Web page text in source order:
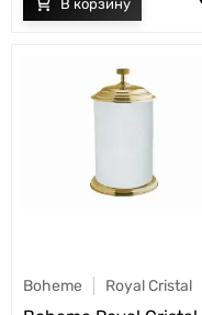
Boheme Royal Cristal